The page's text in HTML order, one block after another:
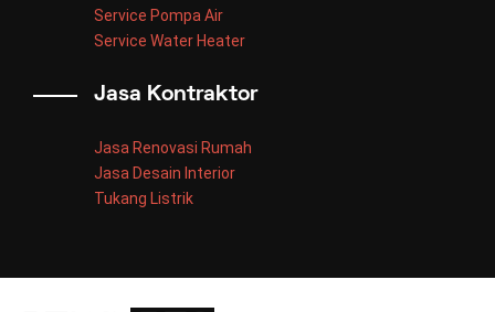
Service Pompa Air
Service Water Heater
Jasa Kontraktor
Jasa Renovasi Rumah
Jasa Desain Interior
Tukang Listrik